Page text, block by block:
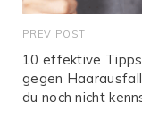
PREV POST
10 effektive Tipps
gegen
du noch nicht